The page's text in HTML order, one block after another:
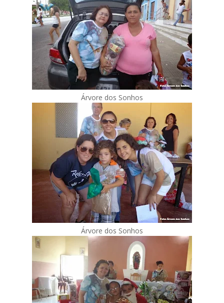
Árvore dos Sonhos
Árvore dos Sonhos